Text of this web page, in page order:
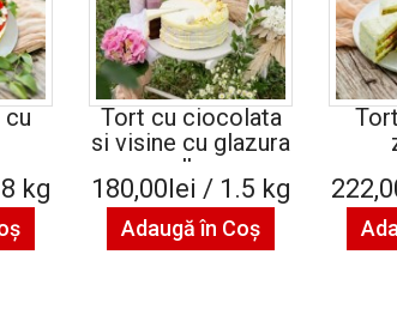
cu
kg
Tort cu ciocolata
si visine cu glazura
alba
180,00lei / 1.5 kg
Adaugă în Coş